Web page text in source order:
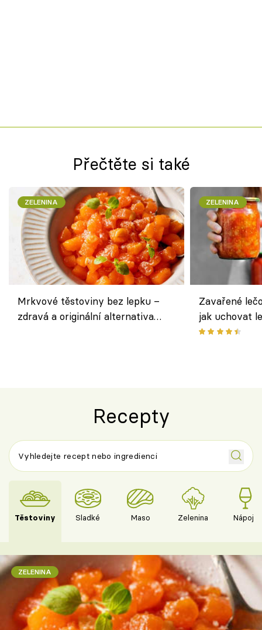
Přečtěte si také
ZELENINA
Mrkvové těstoviny bez lepku –
zdravá a originální alternativa
ZELENINA
Zavařené
jak uchovat
Recepty
Těstoviny Sladké Maso Zelenina Nápoje
ZELENINA